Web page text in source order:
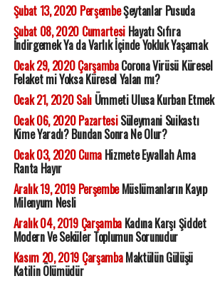
Şubat 13, 2020 PerşembeŞeytanlar Pusuda
Şubat 08, 2020 CumartesiHayatı Sıfıra
İndirgemek Ya da Varlık İçinde Yokluk Yaşamak
Ocak 29, 2020 ÇarşambaCorona Virüsü Küresel
Felaket mi Yoksa Küresel Yalan mı?
Ocak 21, 2020 SalıÜmmeti Ulusa Kurban Etmek
Ocak 06, 2020 PazartesiSüleymani Suikastı
Kime Yaradı? Bundan Sonra Ne Olur?
Ocak 03, 2020 CumaHizmete Eyvallah Ama
Ranta Hayır
Aralık 19, 2019 PerşembeMüslümanların Kayıp
Milenyum Nesli
Aralık 04, 2019 ÇarşambaKadına Karşı Şiddet
Modern Ve Seküler Toplumun Sorunudur
Kasım 20, 2019 ÇarşambaMaktülün Gülüşü
Katilin Ölümüdür